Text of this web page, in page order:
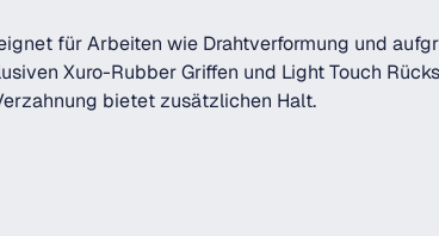
für Arbeiten wie Drahtverformung und
Xuro-Rubber Griffen und Light Touch
bietet zusätzlichen Halt.